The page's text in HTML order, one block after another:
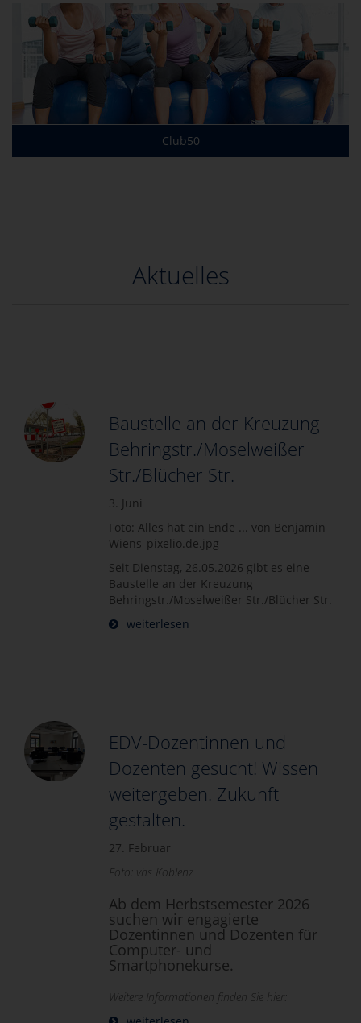
Club50
Aktuelles
Baustelle an der Kreuzung
Behringstr./Moselweißer
Str./Blücher Str.
3. Juni
Foto: Alles hat ein Ende ... von Benjamin
Wiens_pixelio.de.jpg
Seit Dienstag, 26.05.2026 gibt es eine
Baustelle an der Kreuzung
Behringstr./Moselweißer Str./Blücher Str.
weiterlesen
EDV-Dozentinnen und
Dozenten gesucht! Wissen
weitergeben. Zukunft
gestalten.
27. Februar
Foto: vhs Koblenz
Ab dem Herbstsemester 2026
suchen wir engagierte
Dozentinnen und Dozenten für
Computer- und
Smartphonekurse.
Weitere Informationen finden Sie hier: